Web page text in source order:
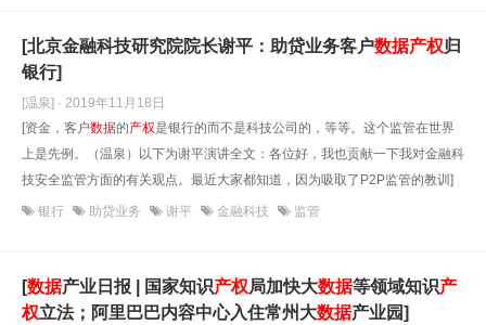
[北京金融科技研究院院长谢平：助贷业务客户数据产权归
银行]
[温泉] · 2019年11月18日
[资金，客户数据的产权是银行的而不是科技公司的，等等。这个监管在世界
上是先例。（温泉）以下为谢平演讲全文：各位好，我也贡献一下我对金融科
技安全监管方面的有关观点。最近大家都知道，因为吸取了P2P监管的教训]
银行 助贷业务 谢平 金融科技 监管
[数据产业日报 | 国家知识产权局加快大数据等领域知识产
权立法；阿里巴巴内容中心入住常州大数据产业园]